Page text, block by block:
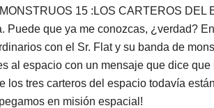
15 :LOS CARTEROS DEL
Puede que ya me conozcas, ¿verdad?
con el Sr. Flat y su banda de
al espacio con un mensaje que dice
los tres carteros del espacio todavía
en misión espacial!